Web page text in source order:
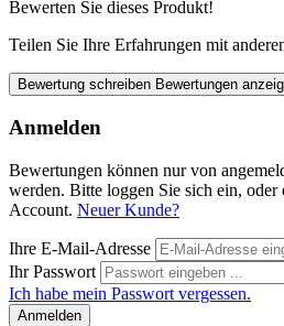
Bewerten Sie dieses Produkt!
Teilen Sie Ihre Erfahrungen mit
Bewertung schreiben Bewertungen
Anmelden
Bewertungen können nur von
werden. Bitte loggen Sie sich ein, oder
Account. Neuer Kunde?
Ihre E-Mail-Adresse
Ihr Passwort
Ich habe mein Passwort vergessen.
Anmelden